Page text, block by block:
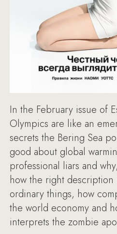
In the February issue of
Olympics are like an
secrets the Bering Sea
good about global
professional liars and
how the right
ordinary things, how
the world economy and
interprets the zombie